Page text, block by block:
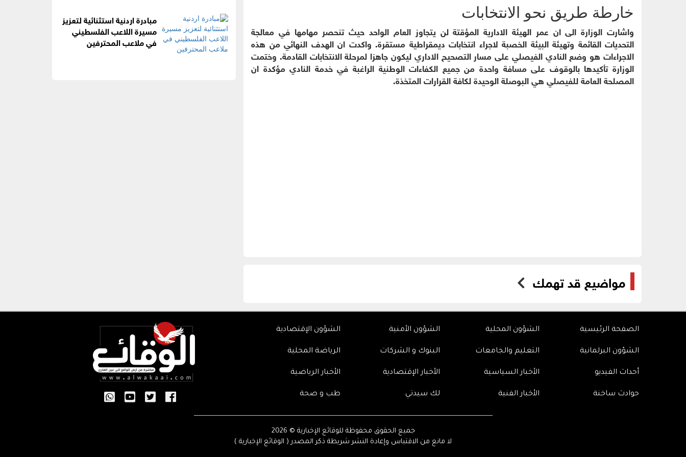
خارطة طريق نحو الانتخابات
واشارت الوزارة الى ان عمر الهيئة الادارية المؤقتة لن يتجاوز العام الواحد حيث تنحصر مهامها في معالجة
التحديات القائمة وتهيئة البيئة الخصبة لاجراء انتخابات ديمقراطية مستقرة. واكدت ان الهدف النهائي من هذه
الاجراءات هو وضع النادي الفيصلي على مسار التصحيح الاداري ليكون جاهزا لمرحلة الانتخابات القادمة. وختمت
الوزارة تأكيدها بالوقوف على مسافة واحدة من جميع الكفاءات الوطنية الراغبة في خدمة النادي مؤكدة ان
المصلحة العامة للفيصلي هي البوصلة الوحيدة لكافة القرارات المتخذة.
مواضيع قد تهمك
مبادرة اردنية استثنائية لتعزيز
مسيرة اللاعب الفلسطيني
في ملاعب المحترفين
الصفحة الرئيسية الشؤون المحلية الشؤون الأمنية الشؤون الإقتصادية
الشؤون البرلمانية التعليم والجامعات البنوك و الشركات الرياضة المحلية
أحداث الفيديو الأخبار السياسية الأخبار الإقتصادية الأخبار الرياضية
حوادث ساخنة الأخبار الفنية لك سيدتي طب و صحة
جميع الحقوق محفوظة للوقائع الإخبارية © 2026
لا مانع من الاقتباس وإعادة النشر شريطة ذكر المصدر ( الوقائع الإخبارية )